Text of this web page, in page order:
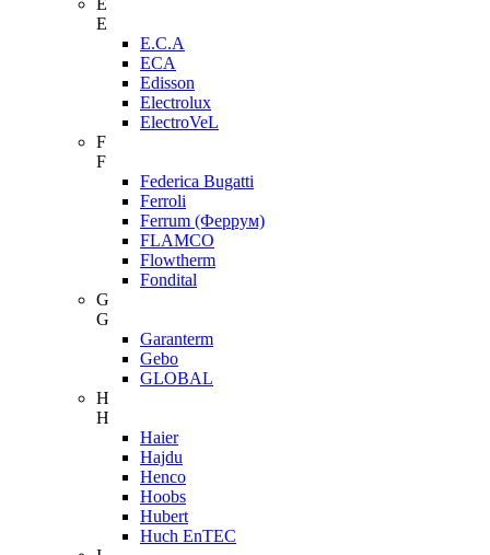
E
E
E.C.A
ECA
Edisson
Electrolux
ElectroVeL
F
F
Federica Bugatti
Ferroli
Ferrum (Феррум)
FLAMCO
Flowtherm
Fondital
G
G
Garanterm
Gebo
GLOBAL
H
H
Haier
Hajdu
Henco
Hoobs
Hubert
Huch EnTEC